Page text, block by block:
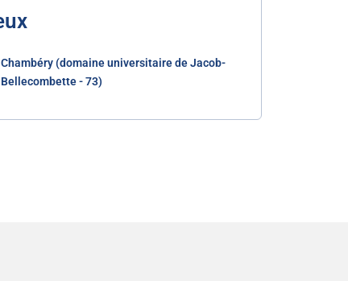
Chambéry (domaine universitaire de Jacob-
Bellecombette - 73)